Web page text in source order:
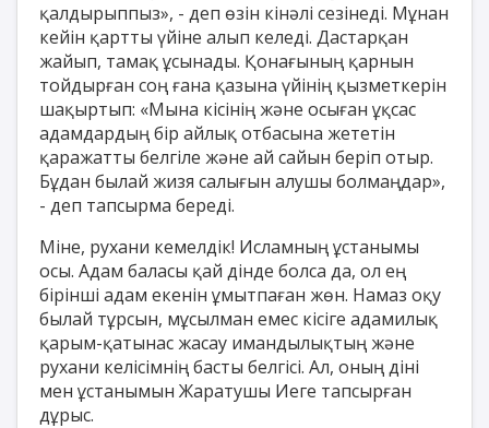
қалдырыппыз», - деп өзін кінәлі сезінеді. Мұнан
кейін қартты үйіне алып келеді. Дастарқан
жайып, тамақ ұсынады. Қонағының қарнын
тойдырған соң ғана қазына үйінің қызметкерін
шақыртып: «Мына кісінің және осыған ұқсас
адамдардың бір айлық отбасына жететін
қаражатты белгіле және ай сайын беріп отыр.
Бұдан былай жизя салығын алушы болмаңдар»,
- деп тапсырма береді.
Міне, рухани кемелдік! Исламның ұстанымы
осы. Адам баласы қай дінде болса да, ол ең
бірінші адам екенін ұмытпаған жөн. Намаз оқу
былай тұрсын, мұсылман емес кісіге адамилық
қарым-қатынас жасау имандылықтың және
рухани келісімнің басты белгісі. Ал, оның діні
мен ұстанымын Жаратушы Иеге тапсырған
дұрыс.